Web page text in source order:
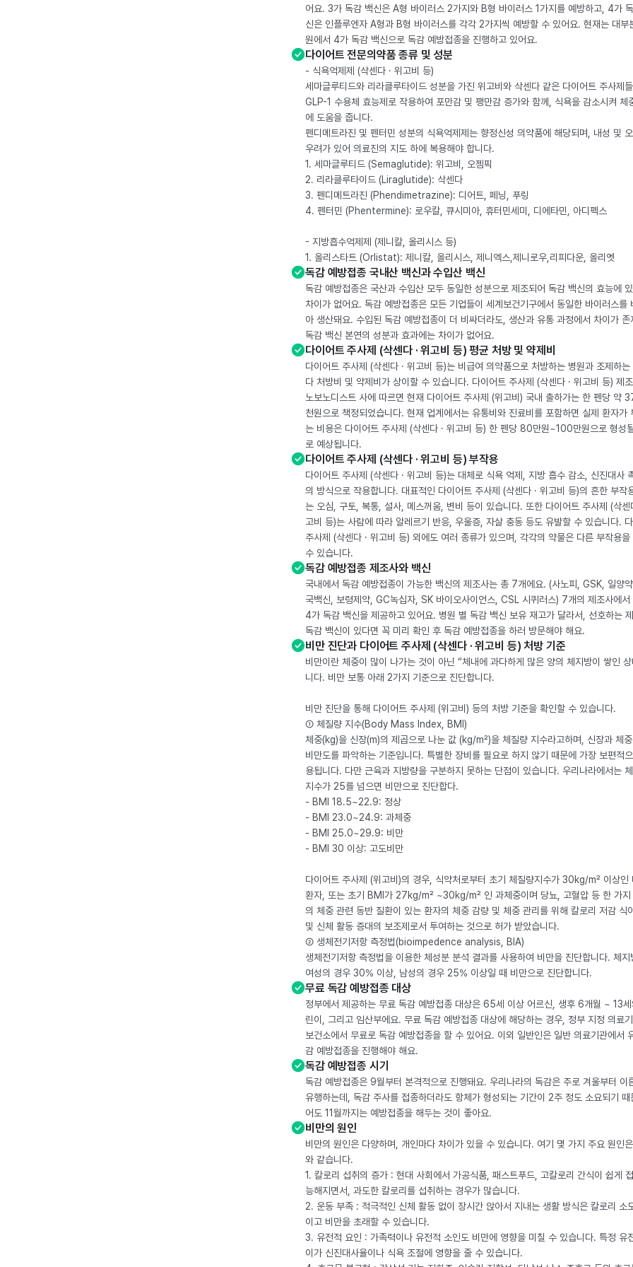
어요. 3가 독감 백신은 A형 바이러스 2가지와 B형 바이러스 1가지를 예방하고, 4가
신은 인플루엔자 A형과 B형 바이러스를 각각 2가지씩 예방할 수 있어요. 현재는 대부
원에서 4가 독감 백신으로 독감 예방접종을 진행하고 있어요.
다이어트 전문의약품 종류 및 성분
- 식욕억제제 (삭센다 · 위고비 등)
세마글루티드와 리라클루타이드 성분을 가진 위고비와 삭센다 같은 다이어트 주사제
GLP-1 수용체 효능제로 작용하여 포만감 및 팽만감 증가와 함께, 식욕을 감소시켜 체
에 도움을 줍니다.
펜디메트라진 및 펜터민 성분의 식욕억제제는 향정신성 의약품에 해당되며, 내성 및
우려가 있어 의료진의 지도 하에 복용해야 합니다.
1. 세마글루티드 (Semaglutide): 위고비, 오젬픽
2. 리라클루타이드 (Liraglutide): 삭센다
3. 펜디메트라진 (Phendimetrazine): 디어트, 페닝, 푸링
4. 펜터민 (Phentermine): 로우칼, 큐시미아, 휴터민세미, 디에타민, 아디펙스
- 지방흡수억제제 (제니칼, 올리시스 등)
1. 올리스타트 (Orlistat): 제니칼, 올리시스, 제니엑스,제니로우,리피다운, 올리엣
독감 예방접종 국내산 백신과 수입산 백신
독감 예방접종은 국산과 수입산 모두 동일한 성분으로 제조되어 독감 백신의 효능에
차이가 없어요. 독감 예방접종은 모든 기업들이 세계보건기구에서 동일한 바이러스를
아 생산돼요. 수입된 독감 예방접종이 더 비싸더라도, 생산과 유통 과정에서 차이가 존
독감 백신 본연의 성분과 효과에는 차이가 없어요.
다이어트 주사제 (삭센다 · 위고비 등) 평균 처방 및 약제비
다이어트 주사제 (삭센다 · 위고비 등)는 비급여 의약품으로 처방하는 병원과 조제하는
다 처방비 및 약제비가 상이할 수 있습니다. 다이어트 주사제 (삭센다 · 위고비 등) 제
노보노디스트 사에 따르면 현재 다이어트 주사제 (위고비) 국내 출하가는 한 펜당 약
천원으로 책정되었습니다. 현재 업계에서는 유통비와 진료비를 포함하면 실제 환자가
는 비용은 다이어트 주사제 (삭센다 · 위고비 등) 한 펜당 80만원~100만원으로 형성
로 예상됩니다.
다이어트 주사제 (삭센다 · 위고비 등) 부작용
다이어트 주사제 (삭센다 · 위고비 등)는 대체로 식욕 억제, 지방 흡수 감소, 신진대사
의 방식으로 작용합니다. 대표적인 다이어트 주사제 (삭센다 · 위고비 등)의 흔한 부작
는 오심, 구토, 복통, 설사, 메스꺼움, 변비 등이 있습니다. 또한 다이어트 주사제 (삭센
고비 등)는 사람에 따라 알레르기 반응, 우울증, 자살 충동 등도 유발할 수 있습니다.
주사제 (삭센다 · 위고비 등) 외에도 여러 종류가 있으며, 각각의 약물은 다른 부작용을
수 있습니다.
독감 예방접종 제조사와 백신
국내에서 독감 예방접종이 가능한 백신의 제조사는 총 7개에요. (사노피, GSK, 일양
국백신, 보령제약, GC녹십자, SK 바이오사이언스, CSL 시퀴러스) 7개의 제조사에서
4가 독감 백신을 제공하고 있어요. 병원 별 독감 백신 보유 재고가 달라서, 선호하는
독감 백신이 있다면 꼭 미리 확인 후 독감 예방접종을 하러 방문해야 해요.
비만 진단과 다이어트 주사제 (삭센다 · 위고비 등) 처방 기준
비만이란 체중이 많이 나가는 것이 아닌 “체내에 과다하게 많은 양의 체지방이 쌓인
니다. 비만 보통 아래 2가지 기준으로 진단합니다.
비만 진단을 통해 다이어트 주사제 (위고비) 등의 처방 기준을 확인할 수 있습니다.
① 체질량 지수(Body Mass Index, BMI)
체중(kg)을 신장(m)의 제곱으로 나눈 값 (kg/m²)을 체질량 지수라고하며, 신장과 체
비만도를 파악하는 기준입니다. 특별한 장비를 필요로 하지 않기 때문에 가장 보편적
용됩니다. 다만 근육과 지방량을 구분하지 못하는 단점이 있습니다. 우리나라에서는
지수가 25를 넘으면 비만으로 진단합다.
- BMI 18.5~22.9: 정상
- BMI 23.0~24.9: 과체중
- BMI 25.0~29.9: 비만
- BMI 30 이상: 고도비만
다이어트 주사제 (위고비)의 경우, 식약처로부터 초기 체질량지수가 30kg/m² 이상인
환자, 또는 초기 BMI가 27kg/m² ~30kg/m² 인 과체중이며 당뇨, 고혈압 등 한 가지
의 체중 관련 동반 질환이 있는 환자의 체중 감량 및 체중 관리를 위해 칼로리 저감 식
및 신체 활동 증대의 보조제로서 투여하는 것으로 허가 받았습니다.
② 생체전기저항 측정법(bioimpedence analysis, BIA)
생체전기저항 측정법을 이용한 체성분 분석 결과를 사용하여 비만을 진단합니다. 체지
여성의 경우 30% 이상, 남성의 경우 25% 이상일 때 비만으로 진단합니다.
무료 독감 예방접종 대상
정부에서 제공하는 무료 독감 예방접종 대상은 65세 이상 어르신, 생후 6개월 ~ 13
린이, 그리고 임산부에요. 무료 독감 예방접종 대상에 해당하는 경우, 정부 지정 의료
보건소에서 무료로 독감 예방접종을 할 수 있어요. 이외 일반인은 일반 의료기관에서
감 예방접종을 진행해야 해요.
독감 예방접종 시기
독감 예방접종은 9월부터 본격적으로 진행돼요. 우리나라의 독감은 주로 겨울부터 이
유행하는데, 독감 주사를 접종하더라도 항체가 형성되는 기간이 2주 정도 소요되기 때
어도 11월까지는 예방접종을 해두는 것이 좋아요.
비만의 원인
비만의 원인은 다양하며, 개인마다 차이가 있을 수 있습니다. 여기 몇 가지 주요 원인
와 같습니다.
1. 칼로리 섭취의 증가 : 현대 사회에서 가공식품, 패스트푸드, 고칼로리 간식이 쉽게
능해지면서, 과도한 칼로리를 섭취하는 경우가 많습니다.
2. 운동 부족 : 적극적인 신체 활동 없이 장시간 앉아서 지내는 생활 방식은 칼로리 소
이고 비만을 초래할 수 있습니다.
3. 유전적 요인 : 가족력이나 유전적 소인도 비만에 영향을 미칠 수 있습니다. 특정 유
이가 신진대사율이나 식욕 조절에 영향을 줄 수 있습니다.